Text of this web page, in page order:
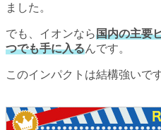
ました。
でも、イオンなら国内の主要
つでも手に入るんです。
このインパクトは結構強いで